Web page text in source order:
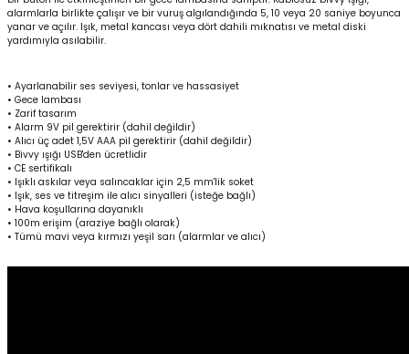
Zıpkınlar ve Aksesuarları
alarmlarla birlikte çalışır ve bir vuruş algılandığında 5, 10 veya 20 saniye boyunca
yanar ve açılır. Işık, metal kancası veya dört dahili mıknatısı ve metal diski
yardımıyla asılabilir.
• Ayarlanabilir ses seviyesi, tonlar ve hassasiyet
• Gece lambası
• Zarif tasarım
• Alarm 9V pil gerektirir (dahil değildir)
• Alıcı üç adet 1,5V AAA pil gerektirir (dahil değildir)
• Bivvy ışığı USB'den ücretlidir
• CE sertifikalı
• Işıklı askılar veya salıncaklar için 2,5 mm'lik soket
• Işık, ses ve titreşim ile alıcı sinyalleri (isteğe bağlı)
• Hava koşullarına dayanıklı
• 100m erişim (araziye bağlı olarak)
• Tümü mavi veya kırmızı yeşil sarı (alarmlar ve alıcı)